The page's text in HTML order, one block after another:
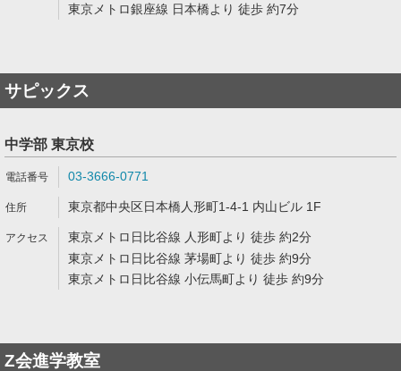
東京メトロ銀座線 日本橋より 徒歩 約7分
サピックス
中学部 東京校
03-3666-0771
東京都中央区日本橋人形町1-4-1 内山ビル 1F
東京メトロ日比谷線 人形町より 徒歩 約2分
東京メトロ日比谷線 茅場町より 徒歩 約9分
東京メトロ日比谷線 小伝馬町より 徒歩 約9分
Z会進学教室